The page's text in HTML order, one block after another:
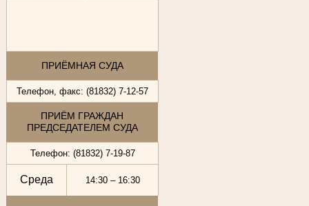
ПРИЁМНАЯ СУДА
Телефон, факс: (81832) 7-12-57
ПРИЁМ ГРАЖДАН
ПРЕДСЕДАТЕЛЕМ СУДА
Телефон: (81832) 7-19-87
Среда 14:30 – 16:30